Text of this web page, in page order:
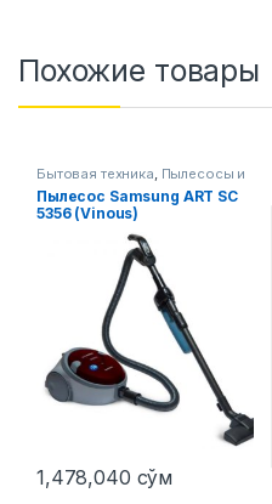
Похожие товары
Бытовая техника, Пылесосы и
аксессуары
Пылесос Samsung ART SC
5356 (Vinous)
1,478,040 сўм